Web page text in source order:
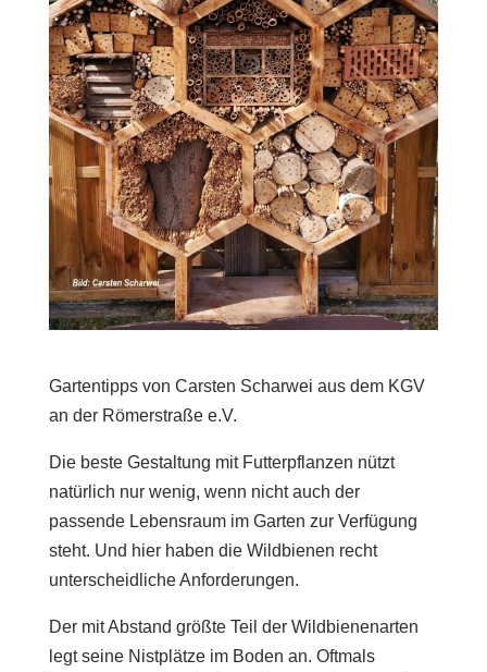
Gartentipps von Carsten Scharwei aus dem KGV
an der Römerstraße e.V.
Die beste Gestaltung mit Futterpflanzen nützt
natürlich nur wenig, wenn nicht auch der
passende Lebensraum im Garten zur Verfügung
steht. Und hier haben die Wildbienen recht
unterscheidliche Anforderungen.
Der mit Abstand größte Teil der Wildbienenarten
legt seine Nistplätze im Boden an. Oftmals